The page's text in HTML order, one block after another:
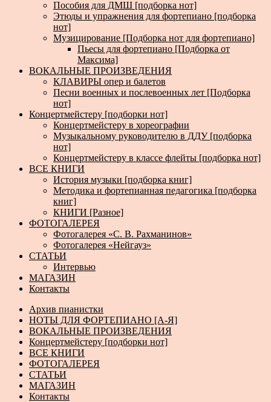
Пособия для ДМШ [подборка нот]
Этюды и упражнения для фортепиано [подборка
нот]
Музицирование [Подборка нот для фортепиано]
Пьесы для фортепиано [Подборка от
Максима]
ВОКАЛЬНЫЕ ПРОИЗВЕДЕНИЯ
КЛАВИРЫ опер и балетов
Песни военных и послевоенных лет [Подборка
нот]
Концертмейстеру [подборки нот]
Концертмейстеру в хореографии
Музыкальному руководителю в ДДУ [подборка
нот]
Концертмейстеру в классе флейты [подборка нот]
ВСЕ КНИГИ
История музыки [подборка книг]
Методика и фортепианная педагогика [подборка
книг]
КНИГИ [Разное]
ФОТОГАЛЕРЕЯ
Фотогалерея «С. В. Рахманинов»
Фотогалерея «Нейгауз»
СТАТЬИ
Интервью
МАГАЗИН
Контакты
Архив пианистки
НОТЫ ДЛЯ ФОРТЕПИАНО [А-Я]
ВОКАЛЬНЫЕ ПРОИЗВЕДЕНИЯ
Концертмейстеру [подборки нот]
ВСЕ КНИГИ
ФОТОГАЛЕРЕЯ
СТАТЬИ
МАГАЗИН
Контакты